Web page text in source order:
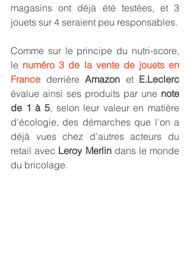
magasins ont déjà été testées, et 3
jouets sur 4 seraient peu responsables.
Comme sur le principe du nutri-score,
le numéro 3 de la vente de jouets en
France derrière Amazon et
évalue ainsi ses produits par une note
de 1 à 5, selon leur valeur en matière
d'écologie, des démarches que l'on a
déjà vues chez d'autres acteurs du
retail avec Leroy Merlin dans le monde
du bricolage.